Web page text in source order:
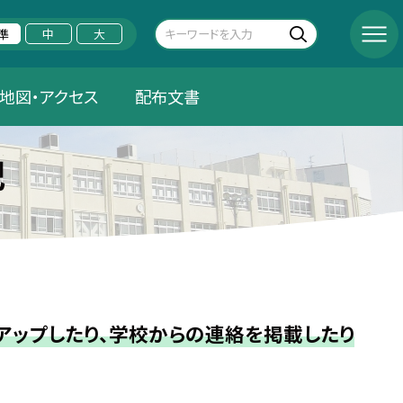
中 大
地図・アクセス 配布文書
プしたり、学校からの連絡を掲載したり